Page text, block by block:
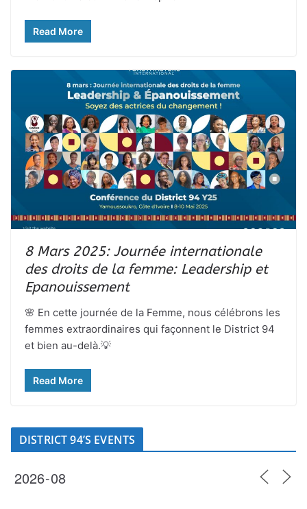
Read More
8 Mars 2025: Journée internationale
des droits de la femme: Leadership et
Epanouissement
🌸 En cette journée de la Femme, nous célébrons les
femmes extraordinaires qui façonnent le District 94
et bien au-delà.💡
Read More
DISTRICT 94’S EVENTS